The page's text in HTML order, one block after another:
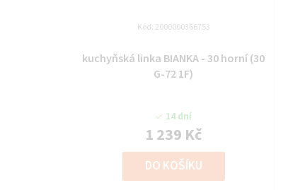
kuchyňská linka BIANKA - 30 horní (30
G-72 1F)
14 dní
1 239 Kč
DO KOŠÍKU
Kód: 2000000366753